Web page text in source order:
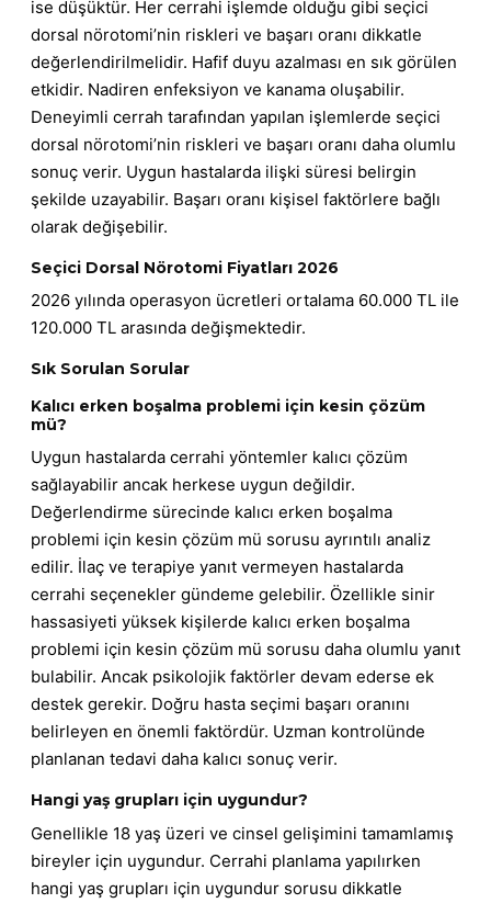
ise düşüktür. Her cerrahi işlemde olduğu gibi seçici
dorsal nörotomi’nin riskleri ve başarı oranı dikkatle
değerlendirilmelidir. Hafif duyu azalması en sık görülen
etkidir. Nadiren enfeksiyon ve kanama oluşabilir.
Deneyimli cerrah tarafından yapılan işlemlerde seçici
dorsal nörotomi’nin riskleri ve başarı oranı daha olumlu
sonuç verir. Uygun hastalarda ilişki süresi belirgin
şekilde uzayabilir. Başarı oranı kişisel faktörlere bağlı
olarak değişebilir.
Seçici Dorsal Nörotomi Fiyatları 2026
2026 yılında operasyon ücretleri ortalama 60.000 TL ile
120.000 TL arasında değişmektedir.
Sık Sorulan Sorular
Kalıcı erken boşalma problemi için kesin çözüm
mü?
Uygun hastalarda cerrahi yöntemler kalıcı çözüm
sağlayabilir ancak herkese uygun değildir.
Değerlendirme sürecinde kalıcı erken boşalma
problemi için kesin çözüm mü sorusu ayrıntılı analiz
edilir. İlaç ve terapiye yanıt vermeyen hastalarda
cerrahi seçenekler gündeme gelebilir. Özellikle sinir
hassasiyeti yüksek kişilerde kalıcı erken boşalma
problemi için kesin çözüm mü sorusu daha olumlu yanıt
bulabilir. Ancak psikolojik faktörler devam ederse ek
destek gerekir. Doğru hasta seçimi başarı oranını
belirleyen en önemli faktördür. Uzman kontrolünde
planlanan tedavi daha kalıcı sonuç verir.
Hangi yaş grupları için uygundur?
Genellikle 18 yaş üzeri ve cinsel gelişimini tamamlamış
bireyler için uygundur. Cerrahi planlama yapılırken
hangi yaş grupları için uygundur sorusu dikkatle